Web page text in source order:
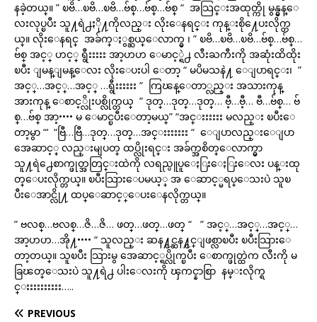
နခဲ့တယ္။ ” ၿဗိ…ၿဗိ…ၿဗိ…ဗ်စ္…ဗ်စ္…ဗ်စ္ “ အသြင္းအထုတ္ကို မွန္မွန္ေ
လးလုပ္ၿပီး သူ႔ရဲ႕ႏို႔ကိုလည္း လိုးေနရင္း ကုန္းစို႔ေပးလိုက္တ
ယ္။ လိုးေနရင္ အခ်က္ႏွစ္ဆယ္ေလာက္မွ ၊ ” ၿဗိ…ၿဗိ…ၿဗိ…ဗ်စ္…ဗ်စ္…
ဗ်စ္ အင့္ ဟင့္ ရွီးးးးး အာ့ဟဟ ေမာင့္ရဲ႕ လီးႀကီးကို အဆုံးထိထိုး
ၿပီး ျမန္ျမန္ေလး လိုးေပးပါ ေတာ့ “ မပိမသနဲ႔ ေျပာရင္း၊ ”
အင့္…အင့္…အင့္ …ရွီးးးးးး ” ကြၽန္ေတာ္လည္း အသားကုန္
အားကုန္ ေစာင့္လိုးပစ္လိုက္တယ္ ” ဒုတ္…ဒုတ္…ဒုတ္… ဗီ့…ဗီ့… ဗီ…ဗ်စ္… ဗ်
စ္…ဗ်စ္ အာ့•••• မ ေမာင္ၿပီးေတာ့မယ္” “အင္းးးးးး မလည္း ၿပီးေ
တာ့မွာ “‘ “ဗြီ…ဗြီ…ဒုတ္…ဒုတ္…အင္းးးးးးး “ ေျပာလည္းေျပာ
အေဆာင့္ လည္းမျပတ္ ထပ္လိုးရင္း အခ်က္အစိတ္ေလာက္မွာ
သူ႔ရဲ႕ေစာက္ဖုတ္အတြင္းထဲကို လရည္ပူပူေႏြးေႏြးေလး ပန္းထု
တ္ေပးလိုက္တယ္။ ၿပီးသြားေပမယ့္ အ ေဆာင့္မရပ္ေသးပဲ သူၿ
ပီးေအာင္လို႔ ထပ္ေဆာင့္ေပးေနလိုက္တယ္။
” ဗလစ္…ဗလစ္…ဇိ…ဇိ… ဖတ္…ဖတ္…ဖတ္ “ ” အင့္…အင့္…အင့္…
အာ့ဟဟ…အို႔•••• “ သူလည္း ဆန႔္ငင္ဆန႔္ငင္ျဖစ္လာၿပီး ၿပီးသြားေ
တာ့တယ္။ သူၿပီး သြားမွ အေဆာင့္ရပ္လိုက္ၿပီး ေစာက္ဖုတ္ထဲက လီးကို မ
ခြၽတ္ေသးပဲ သူ႔ရဲ႕ ပါးေလးကို ၾကင္နာစြာ နမ္းလိုက္ရ
င္းးးးးးးးးး…..
PREVIOUS